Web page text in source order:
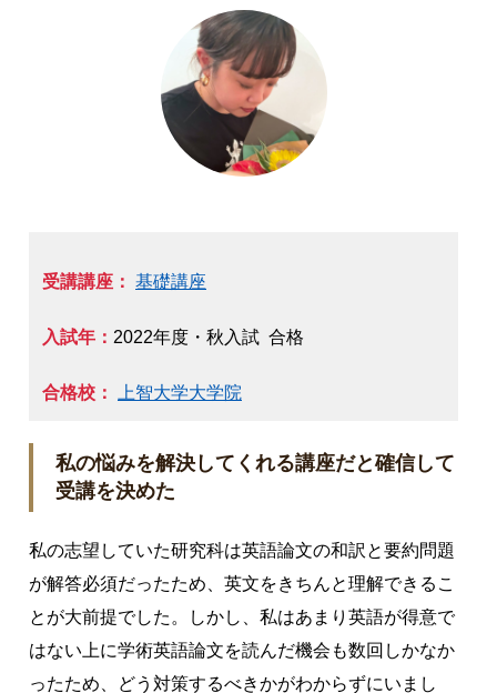
受講講座： 基礎講座
入試年： 2022年度・秋入試 合格
合格校： 上智大学大学院
私の悩みを解決してくれる講座だと確信して
受講を決めた
私の志望していた研究科は英語論文の和訳と要約問題
が解答必須だったため、英文をきちんと理解できるこ
とが大前提でした。しかし、私はあまり英語が得意で
はない上に学術英語論文を読んだ機会も数回しかなか
ったため、どう対策するべきかがわからずにいまし